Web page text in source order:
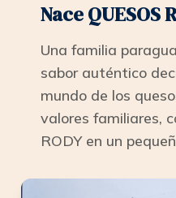
Nace QUESOS
Una familia
sabor auténtico
mundo de los
valores familiares,
RODY en un